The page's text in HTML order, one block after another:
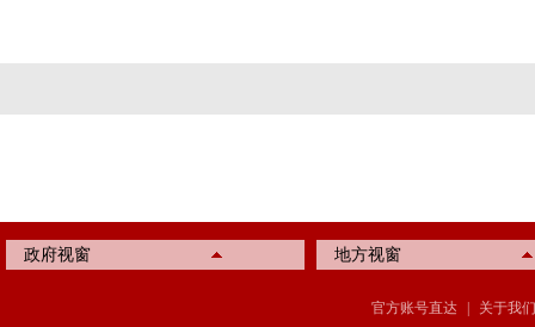
政府视窗 地方视窗
官方账号直达
关于我们